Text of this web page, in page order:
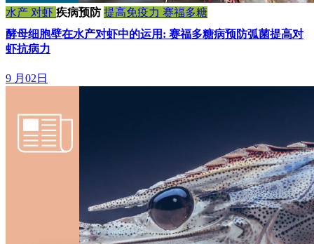
水产 对虾 疾病预防提高免疫力 赛福多糖
酵母细胞壁在水产对虾中的运用: 赛福多糖病预防弧菌提高对
虾抗病力
9 月02日